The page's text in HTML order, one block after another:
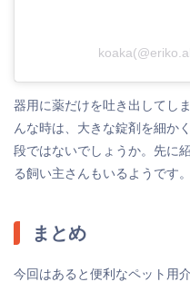
器用に薬だけを吐き出してし
んな時は、大きな錠剤を細か
段ではないでしょうか。先に
る飼い主さんもいるようです。
まとめ
今回はあると便利なペット用